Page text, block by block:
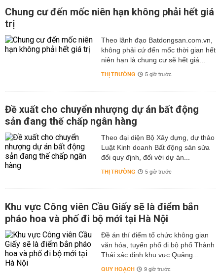
Chung cư đến mốc niên hạn không phải hết giá
trị
Theo lãnh đạo Batdongsan.com.vn,
không phải cứ đến mốc thời gian hết
niên hạn là chung cư sẽ hết giá...
THỊ TRƯỜNG 5 giờ trước
Đề xuất cho chuyển nhượng dự án bất động
sản đang thế chấp ngân hàng
Theo đại diện Bộ Xây dựng, dự thảo
Luật Kinh doanh Bất động sản sửa
đổi quy định, đối với dự án...
THỊ TRƯỜNG 5 giờ trước
Khu vực Công viên Cầu Giấy sẽ là điểm bắn
pháo hoa và phố đi bộ mới tại Hà Nội
Đề án thí điểm tổ chức không gian
văn hóa, tuyến phố đi bộ phố Thành
Thái xác định khu vực Quảng...
QUY HOẠCH 9 giờ trước